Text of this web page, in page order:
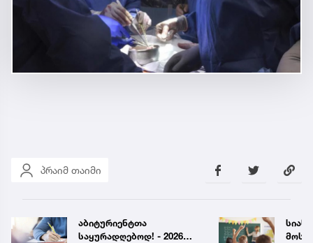
პრაიმ თაიმი
აბიტურიენტთა
საყურადღებოდ! - 2026